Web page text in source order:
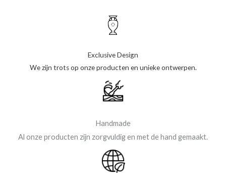
Exclusive Design
We zijn trots op onze producten en unieke ontwerpen.
Handmade
Al onze producten zijn zorgvuldig en met de hand gemaakt.